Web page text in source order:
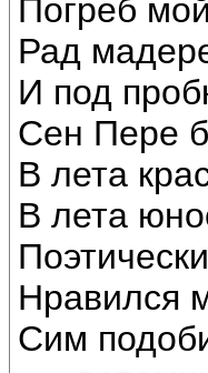
Погреб
Рад
И под
Сен Пере
В лета
В лета
Нравился
Сим